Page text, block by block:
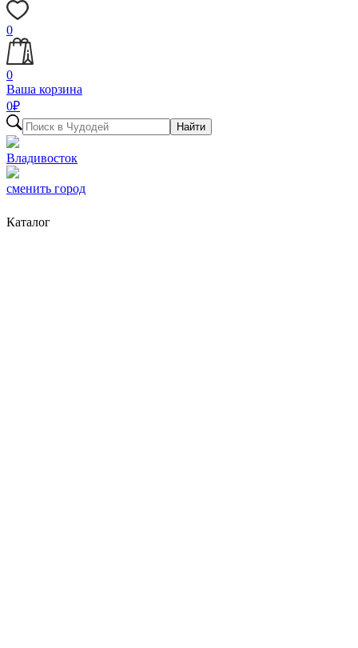
0
0
Ваша корзина
0₽
Найти
Владивосток
сменить город
Каталог